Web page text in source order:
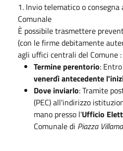
1. Invio telematico o
Comunale
È possibile trasmettere
(con le firme debitamente
agli uffici centrali del Comune :
Termine perentorio:
venerdì antecedente
Dove inviarlo: Tramite
(PEC) all'indirizzo
mano presso l'Ufficio
Comunale di Piazza